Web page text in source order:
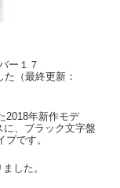
ー１７
（最終更新：
2018年新作モデ
に、ブラック文字盤
です。
した。